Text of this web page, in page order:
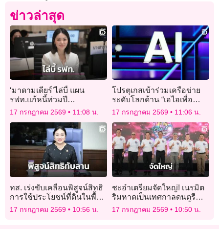
ข่าวล่าสุด
‘มาดามเดียร์’ไล่บี้ แผน
รฟท.แก้หนี้ท่วมปี
ละ 20,000 ล้านบาท – ซักปม
สินทรัพย์ไม่ครบ–รายได้รั่ว
ไหล
17 กรกฎาคม 2569 11:08 น.
โปรตุเกสเข้าร่วมเครือข่าย
ระดับโลกด้าน “เอไอเพื่อ
สุขภาพ” ประเทศแรกใน
17 กรกฎาคม 2569 11:06 น.
ทส. เร่งขับเคลื่อนพิสูจน์สิทธิ
การใช้ประโยชน์ที่ดินในพื้นที่
อุทยานแห่งชาติทับลาน
17 กรกฎาคม 2569 10:56 น.
ชะอำเตรียมจัดใหญ่! เนรมิต
ริมหาดเป็นเทศกาลดนตรี
ระดับประเทศ 7-9 ส.ค.นี้ ชม
ฟรีตลอดงาน
17 กรกฎาคม 2569 10:50 น.